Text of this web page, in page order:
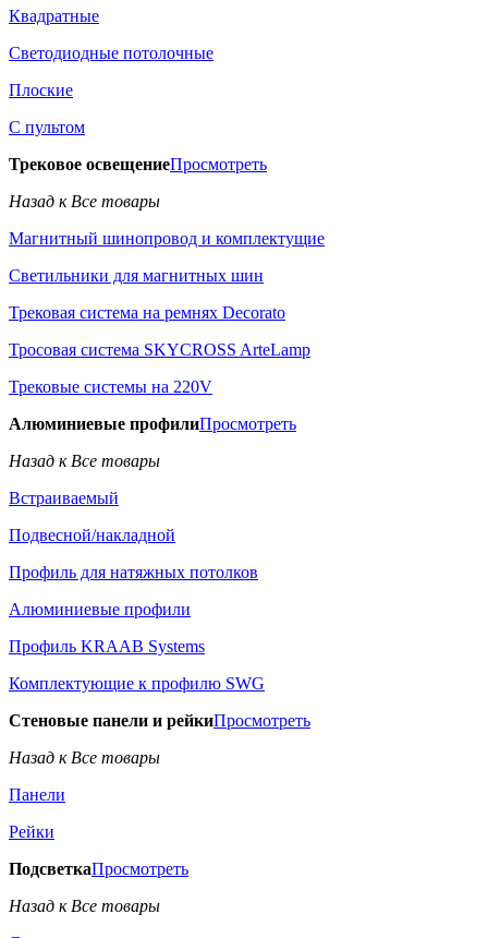
Квадратные
Светодиодные потолочные
Плоские
С пультом
Трековое освещениеПросмотреть
Назад к Все товары
Магнитный шинопровод и комплектущие
Светильники для магнитных шин
Трековая система на ремнях Decorato
Тросовая система SKYCROSS ArteLamp
Трековые системы на 220V
Алюминиевые профилиПросмотреть
Назад к Все товары
Встраиваемый
Подвесной/накладной
Профиль для натяжных потолков
Алюминиевые профили
Профиль KRAAB Systems
Комплектующие к профилю SWG
Стеновые панели и рейкиПросмотреть
Назад к Все товары
Панели
Рейки
ПодсветкаПросмотреть
Назад к Все товары